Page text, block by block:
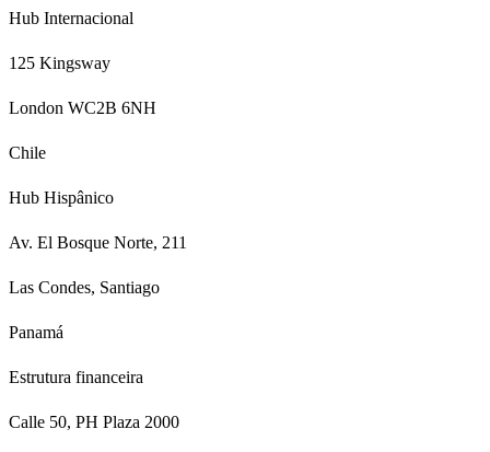
Hub Internacional
125 Kingsway
London WC2B 6NH
Chile
Hub Hispânico
Av. El Bosque Norte, 211
Las Condes, Santiago
Panamá
Estrutura financeira
Calle 50, PH Plaza 2000